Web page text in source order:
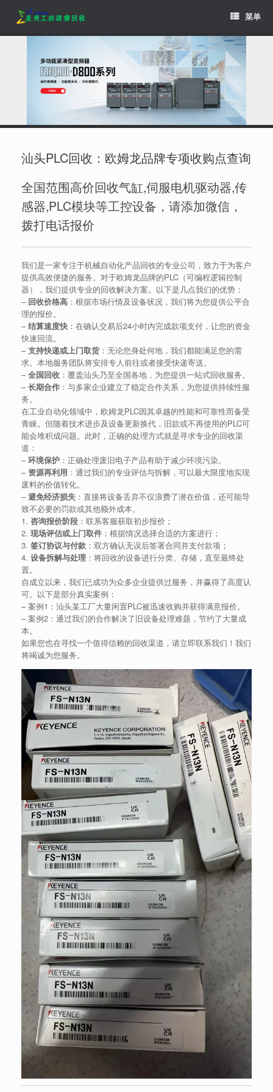
content
菜单
汕头PLC回收：欧姆龙品牌专项收购点查询
全国范围高价回收气缸,伺服电机驱动器,传
感器,PLC模块等工控设备，请添加微信，
拨打电话报价
我们是一家专注于机械自动化产品回收的专业公司，致力于为客户
提供高效便捷的服务。对于欧姆龙品牌的PLC（可编程逻辑控制
器），我们提供专业的回收解决方案。以下是几点我们的优势：
– 回收价格高 ：根据市场行情及设备状况，我们将为您提供公平合
理的报价。
–结算速度快 ：在确认交易后24小时内完成款项支付，让您的资金
快速回流。
–支持快递或上门取货 ：无论您身处何地，我们都能满足您的需
求。本地服务团队将安排专人前往或者接受快递寄送。
–全国回收 ：覆盖汕头乃至全国各地，为您提供一站式回收服务。
–长期合作 ：与多家企业建立了稳定合作关系，为您提供持续性服
务。
在工业自动化领域中，欧姆龙PLC因其卓越的性能和可靠性而备受
青睐。但随着技术进步及设备更新换代，旧款或不再使用的PLC可
能会堆积成问题。此时，正确的处理方式就是寻求专业的回收渠
道：
–环境保护 ：正确处理废旧电子产品有助于减少环境污染。
– 资源再利用 ：通过我们的专业评估与拆解，可以最大限度地实现
废料的价值转化。
–避免经济损失 ：直接将设备丢弃不仅浪费了潜在价值，还可能导
致不必要的罚款或其他额外成本。
1. 咨询报价阶段 ：联系客服获取初步报价；
2. 现场评估或上门取件 ：根据情况选择合适的方案进行；
3. 签订协议与付款 ：双方确认无误后签署合同并支付款项；
4. 设备拆解与处理 ：将回收的设备进行分类、存储，直至最终处
置。
自成立以来，我们已成功为众多企业提供过服务，并赢得了高度认
可。以下是部分真实案例：
– 案例1：汕头某工厂大量闲置PLC被迅速收购并获得满意报价。
– 案例2：通过我们的合作解决了旧设备处理难题，节约了大量成
本。
如果您也在寻找一个值得信赖的回收渠道，请立即联系我们！我们
将竭诚为您服务。